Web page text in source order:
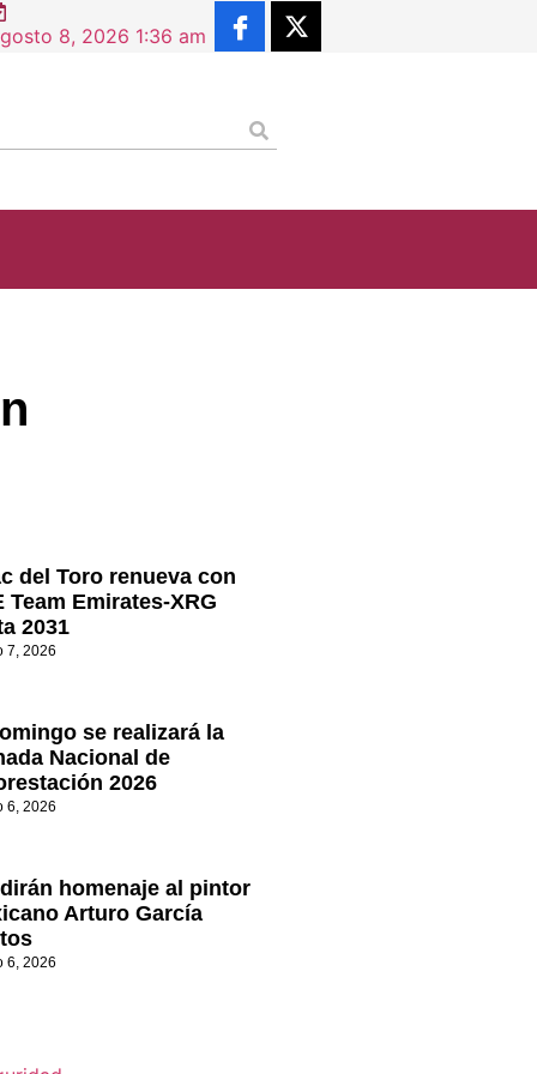
8, 2026 1:36 am
del Toro renueva con
Team Emirates-XRG
2031
7, 2026
se realizará la
Nacional de
2026
6, 2026
homenaje al pintor
Arturo García
6, 2026